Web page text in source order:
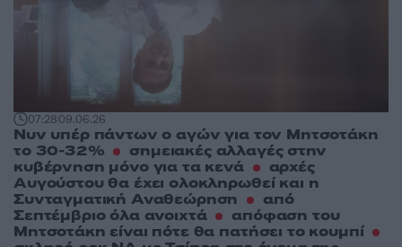
07:2809.06.26
Νυν υπέρ πάντων ο αγών για τον Μητσοτάκη
το 30-32%
σημειακές αλλαγές στην
κυβέρνηση μόνο για τα κενά
αρχές
Αυγούστου θα έχει ολοκληρωθεί και η
Συνταγματική Αναθεώρηση
από
Σεπτέμβριο όλα ανοιχτά
απόφαση του
Μητσοτάκη είναι πότε θα πατήσει το κουμπί